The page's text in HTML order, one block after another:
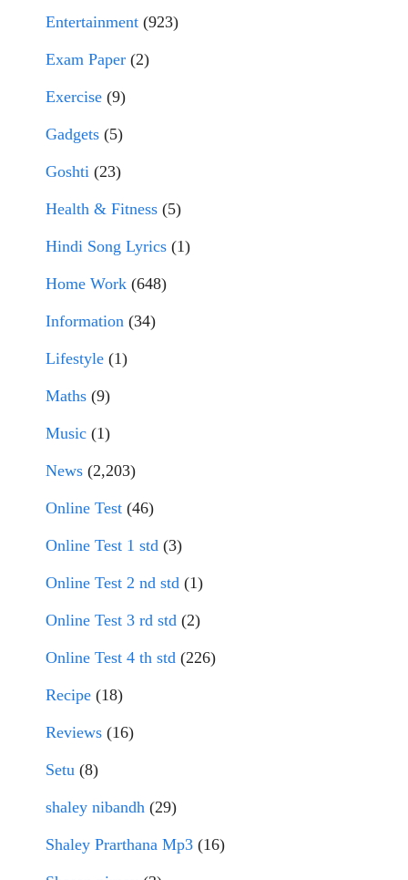
Entertainment (923)
Exam Paper (2)
Exercise (9)
Gadgets (5)
Goshti (23)
Health & Fitness (5)
Hindi Song Lyrics (1)
Home Work (648)
Information (34)
Lifestyle (1)
Maths (9)
Music (1)
News (2,203)
Online Test (46)
Online Test 1 std (3)
Online Test 2 nd std (1)
Online Test 3 rd std (2)
Online Test 4 th std (226)
Recipe (18)
Reviews (16)
Setu (8)
shaley nibandh (29)
Shaley Prarthana Mp3 (16)